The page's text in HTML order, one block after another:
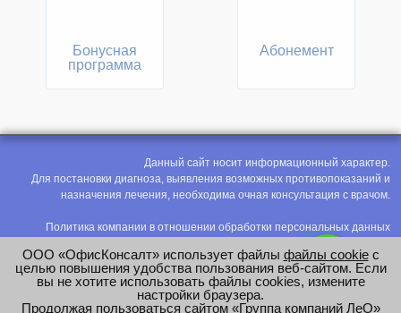
Бонусная
программа
Абонемент
Данный сайт носит информационный характер.
Для постановки диагноза, выявления возможных противопоказаний и
назначения лечения, необходима очная консультация с врачом.
Политика компании в отношении обработки персональных данных
Соглашение на обработку персональных данных
Оценка труда
ООО «ОфисКонсалт» использует файлы файлы cookieс
целью повышения удобства пользования веб-сайтом. Если
вы не хотите использовать файлы cookies, измените
настройки браузера.
Продолжая пользоваться сайтом «Группа компаний ЛеО»